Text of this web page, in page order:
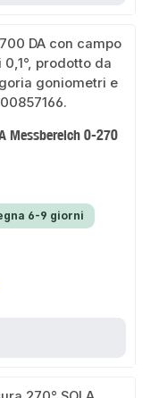
Messbereich 0-270
6-9 giorni